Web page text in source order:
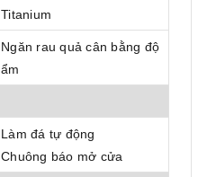
Titanium
Ngăn rau quả cân bằng độ
ẩm
Làm đá tự động
Chuông báo mở cửa